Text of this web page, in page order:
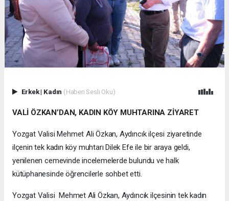
Erkek| Kadın (Haberi Sesli Oku)
VALİ ÖZKAN’DAN, KADIN KÖY MUHTARINA ZİYARET
Yozgat Valisi Mehmet Ali Özkan, Aydıncık ilçesi ziyaretinde
ilçenin tek kadın köy muhtarı Dilek Efe ile bir araya geldi,
yenilenen cemevinde incelemelerde bulundu ve halk
kütüphanesinde öğrencilerle sohbet etti.
Yozgat Valisi Mehmet Ali Özkan, Aydıncık ilçesinin tek kadın